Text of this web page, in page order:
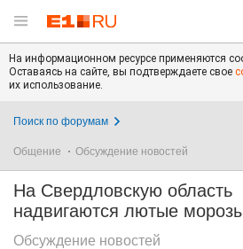
На информационном ресурсе применяются
Оставаясь на сайте, вы подтверждаете свое
их использование.
Поиск по форумам
Общение Обсуждение новостей
На Свердловскую область
надвигаются лютые
Обсуждение новостей